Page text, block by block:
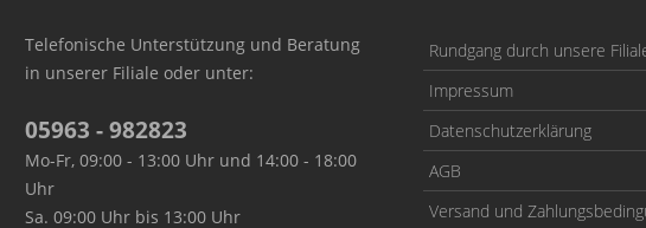
Telefonische Unterstützung und Beratung
in unserer Filiale oder unter:
05963 - 982823
Mo-Fr, 09:00 - 13:00 Uhr und 14:00 - 18:00
Uhr
Sa. 09:00 Uhr bis 13:00 Uhr
Rundgang durch unsere
Impressum
Datenschutzerklärung
AGB
Versand und